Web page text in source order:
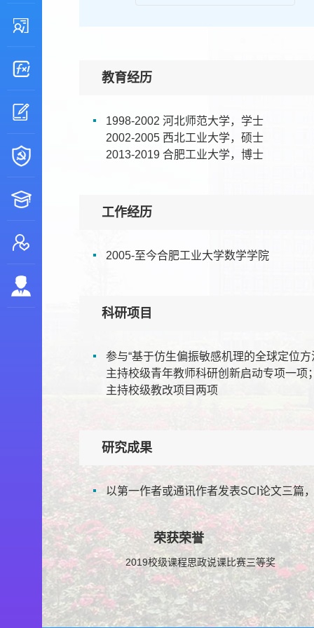
教育经历
1998-2002 河北师范大学，学士
2002-2005 西北工业大学，硕士
2013-2019 合肥工业大学，博士
工作经历
2005-至今合肥工业大学数学学院
科研项目
参与“基于仿生偏振敏感机理的全球定位
主持校级青年教师科研创新启动专项一项
主持校级教改项目两项
研究成果
以第一作者或通讯作者发表SCI论文三篇
荣获荣誉
2019校级课程思政说课比赛三等奖